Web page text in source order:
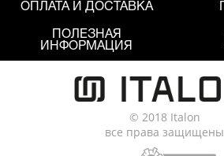
ОПЛАТА И ДОСТАВКА
ПОЛЕЗНАЯ
ИНФОРМАЦИЯ
© 2018 Italon
все права защищены